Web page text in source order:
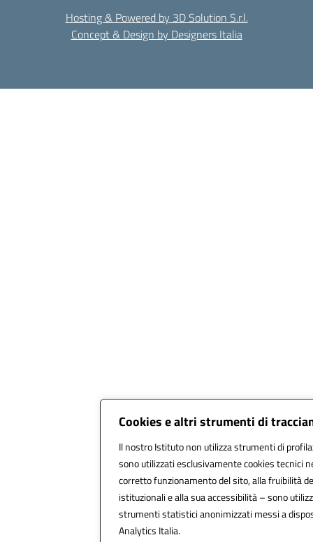
Cookies e altri strumenti di
Il nostro Istituto non utilizza strumenti di
sono utilizzati esclusivamente cookies tecnici
corretto funzionamento del sito, alla fruibilità
istituzionali e alla sua accessibilità – sono
strumenti statistici anonimizzati messi a
Analytics Italia.
Hosting & Powered by 3D Solution S.r.l.
Concept & Design by Designers Italia